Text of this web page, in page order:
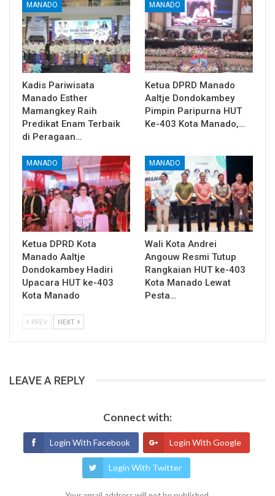
MANADO
Kadis Pariwisata
Manado Esther
Mamangkey Raih
Predikat Enam Terbaik
di Peragaan…
MANADO
Ketua DPRD Manado
Aaltje Dondokambey
Pimpin Paripurna HUT
Ke-403 Kota Manado,…
MANADO
Ketua DPRD Kota
Manado Aaltje
Dondokambey Hadiri
Upacara HUT ke-403
Kota Manado
MANADO
Wali Kota Andrei
Angouw Resmi Tutup
Rangkaian HUT ke-403
Kota Manado Lewat
Pesta…
PREV NEXT
LEAVE A REPLY
Connect with:
Login With Facebook Login With Google
Login With Twitter